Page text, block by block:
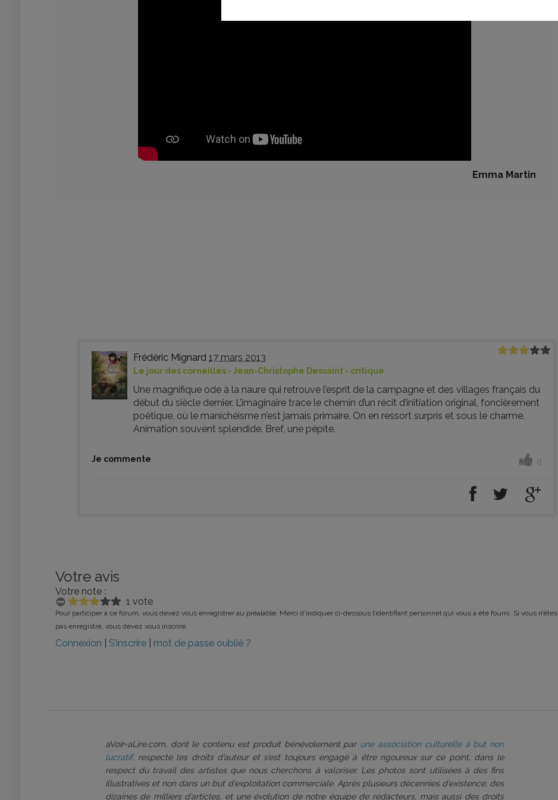
Emma Martin
Frédéric Mignard 17 mars 2013
Le jour des corneilles - Jean-Christophe Dessaint - critique
Une magnifique ode à la naure qui retrouve l’esprit de la campagne et des villages français du
début du siècle dernier. L’imaginaire trace le chemin d’un récit d’initiation original, foncièrement
poétique, où le manichéisme n’est jamais primaire. On en ressort surpris et sous le charme.
Animation souvent splendide. Bref, une pépite.
Je commente 0
Votre avis
Votre note :
1 vote
Pour participer à ce forum, vous devez vous enregistrer au préalable. Merci d’indiquer ci-dessous l’identifiant personnel qui vous a été fourni. Si vous n’êtes
pas enregistré, vous devez vous inscrire.
Connexion S’inscrire mot de passe oublié ?
aVoir-aLire.com, dont le contenu est produit bénévolement par une association culturelle à but non
lucratif, respecte les droits d’auteur et s’est toujours engagé à être rigoureux sur ce point, dans le
respect du travail des artistes que nous cherchons à valoriser. Les photos sont utilisées à des fins
illustratives et non dans un but d’exploitation commerciale. Après plusieurs décennies d’existence, des
dizaines de milliers d’articles, et une évolution de notre équipe de rédacteurs, mais aussi des droits